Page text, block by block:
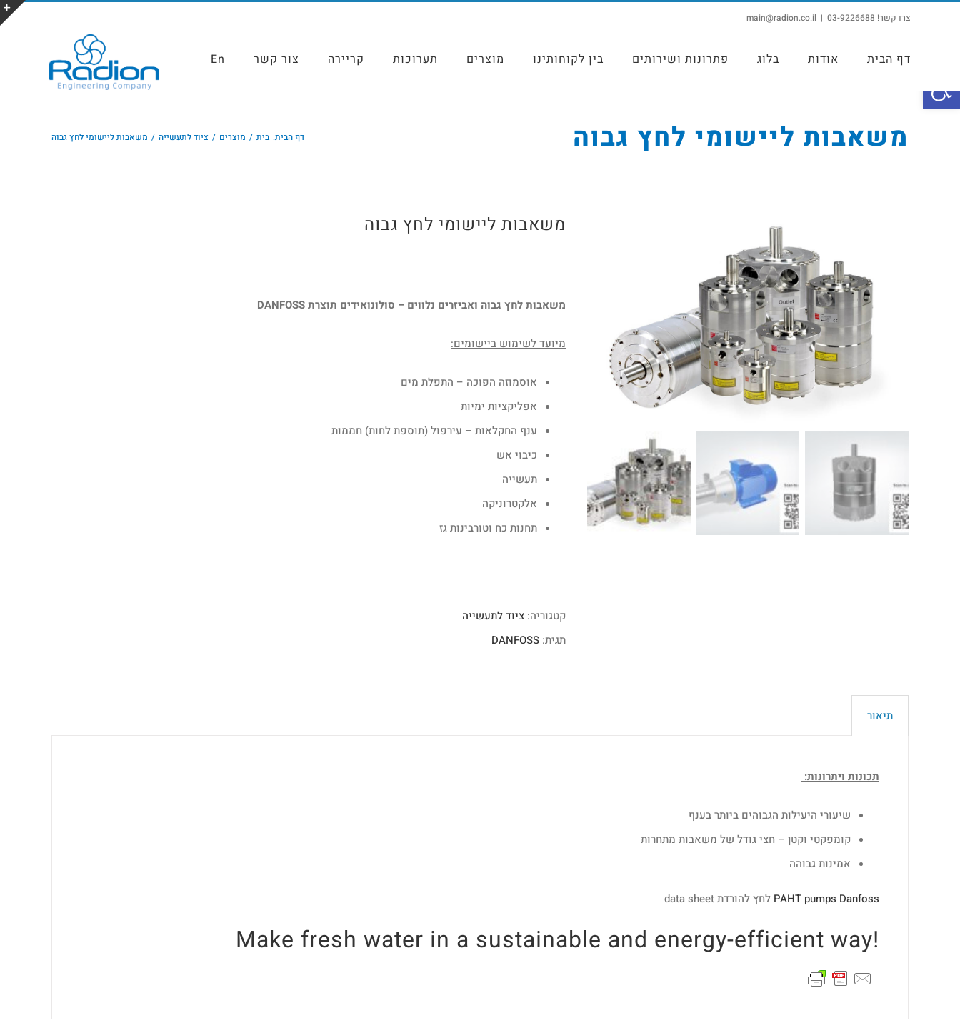
צרו קשר! 03-9226688 |
main@radion.co.il
דף הבית אודות בלוג פתרונות ושירותים בין לקוחותינו מוצרים תערוכות קריירה צור קשר En
משאבות ליישומי לחץ גבוה דף הבית: בית מוצרים ציוד לתעשייה משאבות ליישומי לחץ גבוה
משאבות ליישומי לחץ גבוה
משאבות לחץ גבוה ואביזרים נלווים – סולונואידים תוצרת DANFOSS
מיועד לשימוש ביישומים:
אוסמוזה הפוכה – התפלת מים
אפליקציות ימיות
ענף החקלאות – עירפול (תוספת לחות) חממות
כיבוי אש
תעשייה
אלקטרוניקה
תחנות כח וטורבינות גז
קטגוריה: ציוד לתעשייה
תגית: DANFOSS
תיאור
תכונות ויתרונות:
שיעורי היעילות הגבוהים ביותר בענף
קומפקטי וקטן – חצי גודל של משאבות מתחרות
אמינות גבוהה
PAHT pumps Danfoss לחץ להורדת data sheet
!Make fresh water in a sustainable and energy-efficient way